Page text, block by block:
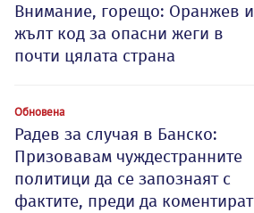
Внимание, горещо: Оранжев и
жълт код за опасни жеги в
почти цялата страна
Обновена
Радев за случая в Банско:
Призовавам чуждестранните
политици да се запознаят с
фактите, преди да коментират